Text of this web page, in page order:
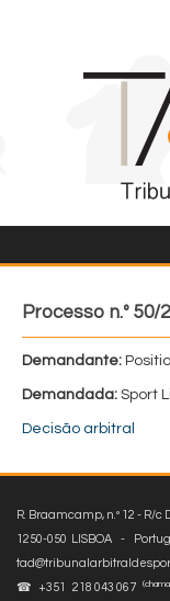
Processo n.º 50/
Demandante:
Demandada: Sport
Decisão arbitral
R. Braamcamp, n.º 12 - R/c
1250-050 LISBOA -
☎ +351 218 043 067